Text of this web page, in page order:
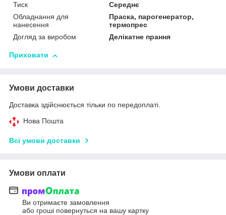
Тиск
Середнє
Обладнання для
нанесення
Праска, парогенератор,
термопрес
Догляд за виробом
Делікатне прання
Приховати
Умови доставки
Доставка здійснюється тільки по передоплаті.
Нова Пошта
Всі умови доставки
Умови оплати
Ви отримаєте замовлення
або гроші повернуться на вашу картку